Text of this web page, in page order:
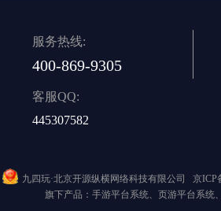
服务热线:
400-869-9305
客服QQ:
445307582
九四玩·北京开源纵横网络科技有限公司京ICP
旗下产品：手游平台系统、页游平台系统